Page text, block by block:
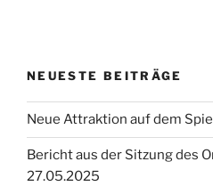
NEUESTE BEITRÄGE
Neue Attraktion auf dem
Bericht aus der Sitzung des
27.05.2025